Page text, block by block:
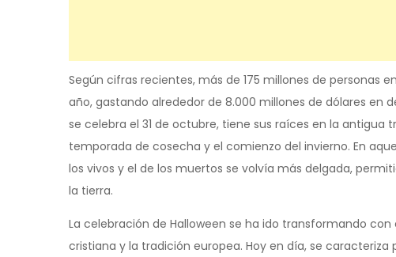
Según cifras recientes, más de 175 millones de personas
año, gastando alrededor de 8.000 millones de dólares en
se celebra el 31 de octubre, tiene sus raíces en la
temporada de cosecha y el comienzo del invierno. En
los vivos y el de los muertos se volvía más delgada,
la tierra.
La celebración de Halloween se ha ido transformando
cristiana y la tradición europea. Hoy en día, se